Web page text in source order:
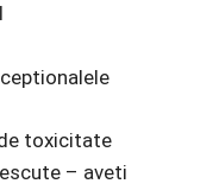
toxicitate
– aveti